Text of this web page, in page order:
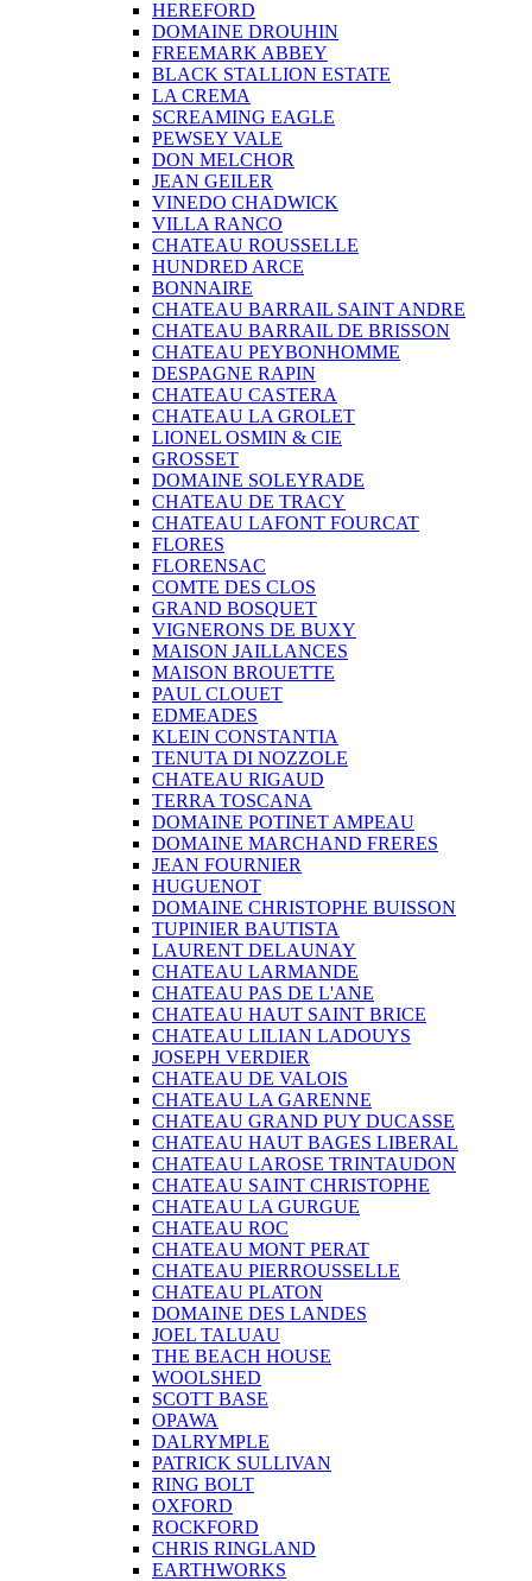
HEREFORD
DOMAINE DROUHIN
FREEMARK ABBEY
BLACK STALLION ESTATE
LA CREMA
SCREAMING EAGLE
PEWSEY VALE
DON MELCHOR
JEAN GEILER
VINEDO CHADWICK
VILLA RANCO
CHATEAU ROUSSELLE
HUNDRED ARCE
BONNAIRE
CHATEAU BARRAIL SAINT ANDRE
CHATEAU BARRAIL DE BRISSON
CHATEAU PEYBONHOMME
DESPAGNE RAPIN
CHATEAU CASTERA
CHATEAU LA GROLET
LIONEL OSMIN & CIE
GROSSET
DOMAINE SOLEYRADE
CHATEAU DE TRACY
CHATEAU LAFONT FOURCAT
FLORES
FLORENSAC
COMTE DES CLOS
GRAND BOSQUET
VIGNERONS DE BUXY
MAISON JAILLANCES
MAISON BROUETTE
PAUL CLOUET
EDMEADES
KLEIN CONSTANTIA
TENUTA DI NOZZOLE
CHATEAU RIGAUD
TERRA TOSCANA
DOMAINE POTINET AMPEAU
DOMAINE MARCHAND FRERES
JEAN FOURNIER
HUGUENOT
DOMAINE CHRISTOPHE BUISSON
TUPINIER BAUTISTA
LAURENT DELAUNAY
CHATEAU LARMANDE
CHATEAU PAS DE L'ANE
CHATEAU HAUT SAINT BRICE
CHATEAU LILIAN LADOUYS
JOSEPH VERDIER
CHATEAU DE VALOIS
CHATEAU LA GARENNE
CHATEAU GRAND PUY DUCASSE
CHATEAU HAUT BAGES LIBERAL
CHATEAU LAROSE TRINTAUDON
CHATEAU SAINT CHRISTOPHE
CHATEAU LA GURGUE
CHATEAU ROC
CHATEAU MONT PERAT
CHATEAU PIERROUSSELLE
CHATEAU PLATON
DOMAINE DES LANDES
JOEL TALUAU
THE BEACH HOUSE
WOOLSHED
SCOTT BASE
OPAWA
DALRYMPLE
PATRICK SULLIVAN
RING BOLT
OXFORD
ROCKFORD
CHRIS RINGLAND
EARTHWORKS